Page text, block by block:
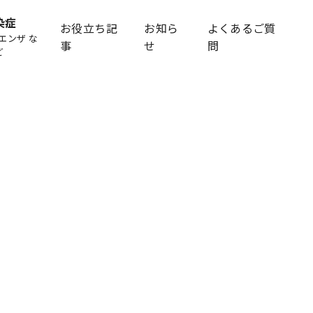
症
ンザ な
お役立ち記
事
お知ら
せ
よくあるご質
問